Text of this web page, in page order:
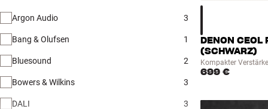
Argon Audio 3
Bang & Olufsen 1
Bluesound 2
Bowers & Wilkins 3
DALI 3
DENON CEOL
(SCHWARZ)
Kompakter
699 €